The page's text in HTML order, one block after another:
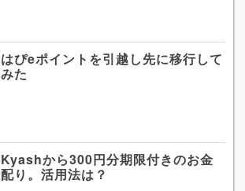
はぴeポイントを引越し先に移行して
みた
Kyashから300円分期限付きのお金
配り。活用法は？